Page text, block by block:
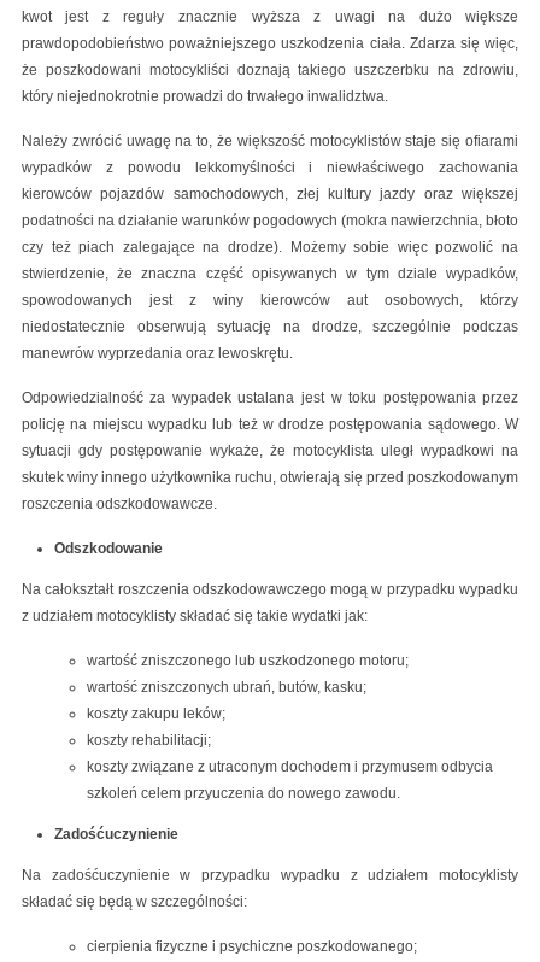
kwot jest z reguły znacznie wyższa z uwagi na dużo większe
prawdopodobieństwo poważniejszego uszkodzenia ciała. Zdarza się więc,
że poszkodowani motocykliści doznają takiego uszczerbku na zdrowiu,
który niejednokrotnie prowadzi do trwałego inwalidztwa.
Należy zwrócić uwagę na to, że większość motocyklistów staje się ofiarami
wypadków z powodu lekkomyślności i niewłaściwego zachowania
kierowców pojazdów samochodowych, złej kultury jazdy oraz większej
podatności na działanie warunków pogodowych (mokra nawierzchnia, błoto
czy też piach zalegające na drodze). Możemy sobie więc pozwolić na
stwierdzenie, że znaczna część opisywanych w tym dziale wypadków,
spowodowanych jest z winy kierowców aut osobowych, którzy
niedostatecznie obserwują sytuację na drodze, szczególnie podczas
manewrów wyprzedania oraz lewoskrętu.
Odpowiedzialność za wypadek ustalana jest w toku postępowania przez
policję na miejscu wypadku lub też w drodze postępowania sądowego. W
sytuacji gdy postępowanie wykaże, że motocyklista uległ wypadkowi na
skutek winy innego użytkownika ruchu, otwierają się przed poszkodowanym
roszczenia odszkodowawcze.
Odszkodowanie
Na całokształt roszczenia odszkodowawczego mogą w przypadku wypadku
z udziałem motocyklisty składać się takie wydatki jak:
wartość zniszczonego lub uszkodzonego motoru;
wartość zniszczonych ubrań, butów, kasku;
koszty zakupu leków;
koszty rehabilitacji;
koszty związane z utraconym dochodem i przymusem odbycia
szkoleń celem przyuczenia do nowego zawodu.
Zadośćuczynienie
Na zadośćuczynienie w przypadku wypadku z udziałem motocyklisty
składać się będą w szczególności:
cierpienia fizyczne i psychiczne poszkodowanego;